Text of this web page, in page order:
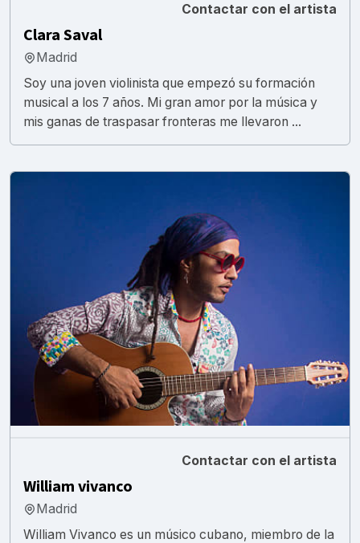
Contactar con el artista
Clara Saval
Madrid
Soy una joven violinista que empezó su formación
musical a los 7 años. Mi gran amor por la música y
mis ganas de traspasar fronteras me llevaron ...
Contactar con el artista
William vivanco
Madrid
William Vivanco es un músico cubano, miembro de la